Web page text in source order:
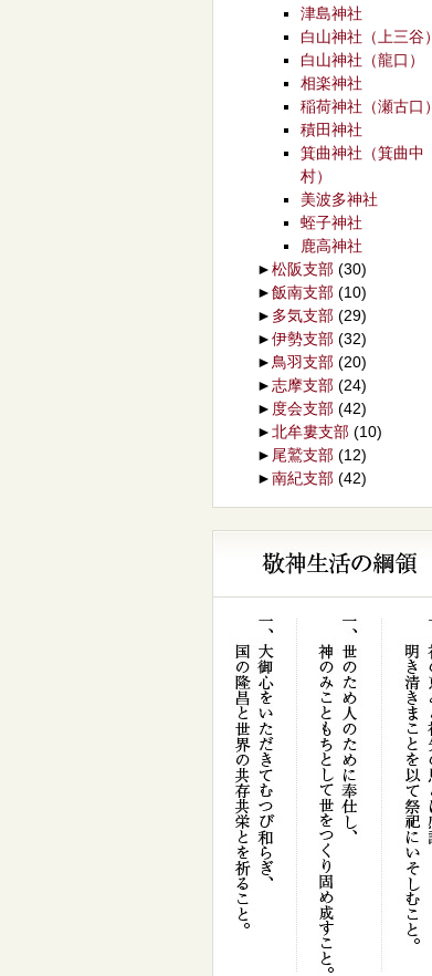
津島神社
白山神社（上三谷）
白山神社（龍口）
相楽神社
稲荷神社（瀬古口）
積田神社
箕曲神社（箕曲中
村）
美波多神社
蛭子神社
鹿高神社
►松阪支部 (30)
►飯南支部 (10)
► 多気支部 (29)
►伊勢支部 (32)
► 鳥羽支部 (20)
►志摩支部 (24)
► 度会支部 (42)
►北牟婁支部 (10)
► 尾鷲支部 (12)
►南紀支部 (42)